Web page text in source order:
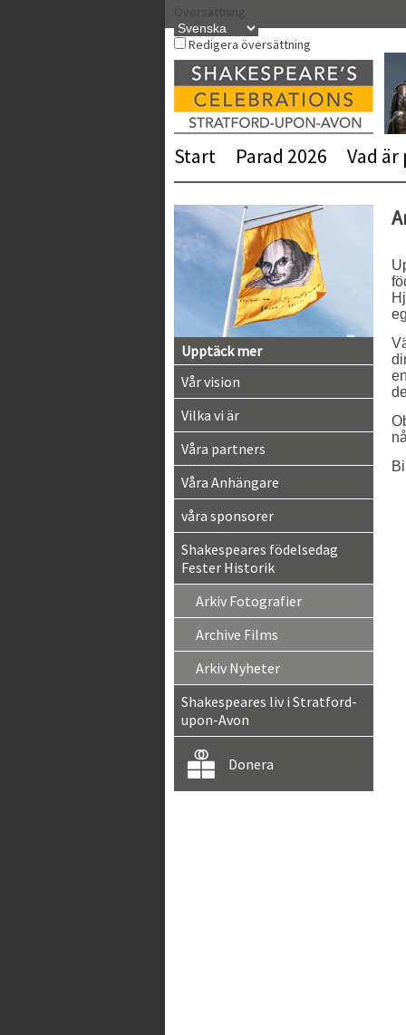
Redigera översättning
Start Parad 2026 Vad är
Upptäck mer
Vår vision
Vilka vi är
Våra partners
Våra Anhängare
våra sponsorer
Shakespeares födelsedag
Fester Historik
Arkiv Fotografier
Archive Films
Arkiv Nyheter
Shakespeares liv i Stratford-
upon-Avon
Donera